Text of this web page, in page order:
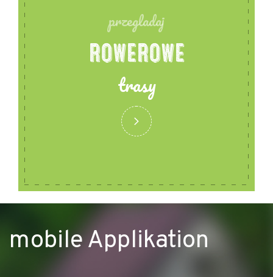
- Verkauf von touristischen Publikationen
- Parkplatz für Autos für mehr als 24 Stunden
- TV/Sat
przegladaj
ROWEROWE
trasy
mobile Applikation